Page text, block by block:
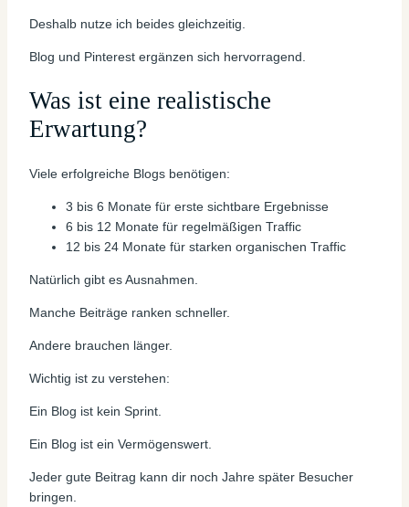
Deshalb nutze ich beides gleichzeitig.
Blog und Pinterest ergänzen sich hervorragend.
Was ist eine realistische
Erwartung?
Viele erfolgreiche Blogs benötigen:
3 bis 6 Monate für erste sichtbare Ergebnisse
6 bis 12 Monate für regelmäßigen Traffic
12 bis 24 Monate für starken organischen Traffic
Natürlich gibt es Ausnahmen.
Manche Beiträge ranken schneller.
Andere brauchen länger.
Wichtig ist zu verstehen:
Ein Blog ist kein Sprint.
Ein Blog ist ein Vermögenswert.
Jeder gute Beitrag kann dir noch Jahre später Besucher
bringen.